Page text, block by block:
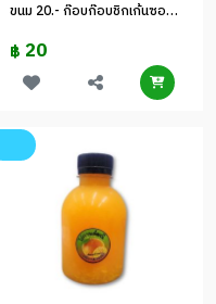
ขนม 20.- ก๊อบก๊อบชิกเก้นซอสเซจชีส
฿ 20